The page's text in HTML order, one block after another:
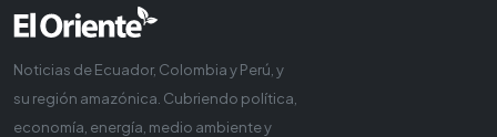
Noticias de Ecuador, Colombia y Perú, y
su región amazónica. Cubriendo política,
economía, energía, medio ambiente y